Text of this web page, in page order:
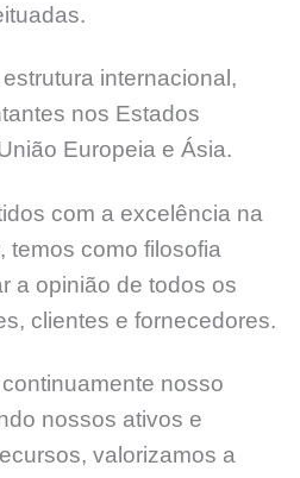
internacional,
nos Estados
Europeia e Ásia.
com a excelência na
temos como filosofia
a opinião de todos os
clientes e fornecedores.
nosso
nossos ativos e
valorizamos a